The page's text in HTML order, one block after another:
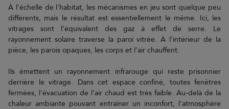
À l'échelle de l'habitat, les mécanismes en jeu sont quelque peu
différents, mais le résultat est essentiellement le même. Ici, les
vitrages sont l'équivalent des gaz à effet de serre. Le
rayonnement solaire traverse la paroi vitrée. À l'intérieur de la
pièce, les parois opaques, les corps et l’air chauffent.
Ils émettent un rayonnement infrarouge qui reste prisonnier
derrière le vitrage. Dans cet espace confiné, toutes fenêtres
fermées, l'évacuation de l’air chaud est très faible. Au-delà de la
chaleur ambiante pouvant entraîner un inconfort, l'atmosphère